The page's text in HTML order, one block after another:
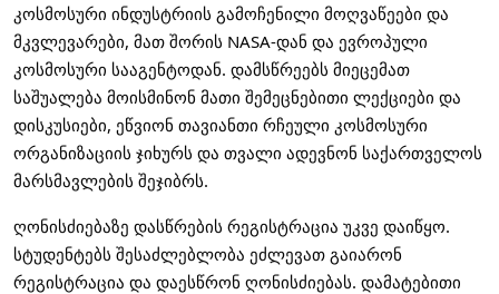
კოსმოსური ინდუსტრიის გამოჩენილი მოღვაწეები და
მკვლევარები, მათ შორის NASA-დან და ევროპული
კოსმოსური სააგენტოდან. დამსწრეებს მიეცემათ
საშუალება მოისმინონ მათი შემეცნებითი ლექციები და
დისკუსიები, ეწვიონ თავიანთი რჩეული კოსმოსური
ორგანიზაციის ჯიხურს და თვალი ადევნონ საქართველოს
მარსმავლების შეჯიბრს.
ღონისძიებაზე დასწრების რეგისტრაცია უკვე დაიწყო.
სტუდენტებს შესაძლებლობა ეძლევათ გაიარონ
რეგისტრაცია და დაესწრონ ღონისძიებას. დამატებითი